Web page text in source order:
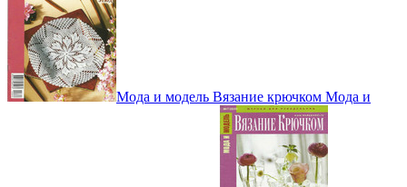
Мода и модель Вязание крючком Мода и